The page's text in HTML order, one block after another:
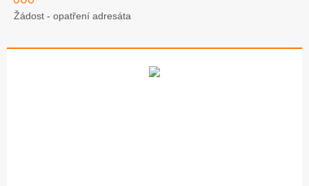
Žádost - opatření adresáta